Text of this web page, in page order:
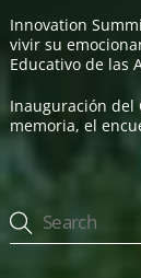
Innovation
vivir su
Educativo de las
Inauguración del
memoria, el